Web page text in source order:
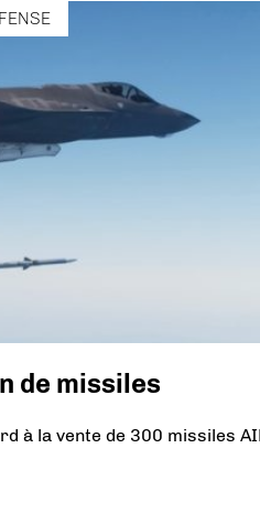
de missiles
à la vente de 300 missiles